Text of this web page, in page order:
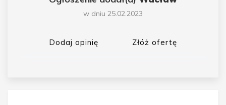
w dniu 25.02.2023
Dodaj opinię Złóż ofertę